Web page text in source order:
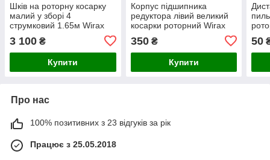
Шків на роторну косарку
малий у зборі 4
струмковий 1.65м Wirax
3 100 ₴
Купити
Корпус підшипника
редуктора лівий великий
косарки роторний Wirax
350₴
Купити
50
Про нас
100% позитивних з 23 відгуків за рік
Працює з 25.05.2018